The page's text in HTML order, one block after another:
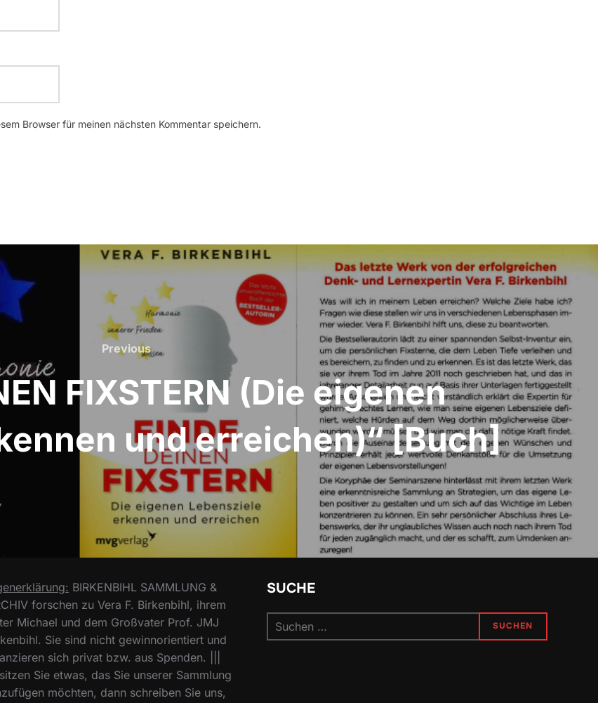
Browser für meinen nächsten Kommentar speichern.
Previous
Previous
FIXSTERN (Die eigenen
und erreichen)“ [Buch]
BIRKENBIHL SAMMLUNG &
forschen zu Vera F. Birkenbihl, ihrem
Michael und dem Großvater Prof. JMJ
Sie sind nicht gewinnorientiert und
sich privat bzw. aus Spenden. |||
Sie etwas, das Sie unserer Sammlung
möchten, dann schreiben Sie uns,
SUCHE
Suchen
nach:
SUCHEN